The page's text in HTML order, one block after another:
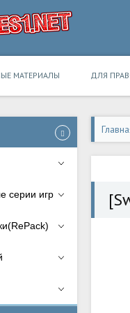
МАТЕРИАЛЫ ДЛЯ
серии игр